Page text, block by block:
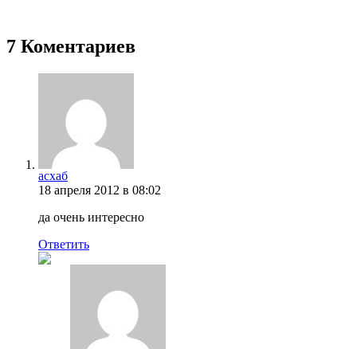
7 Коментариев
асхаб
18 апреля 2012 в 08:02
да очень интересно
Ответить